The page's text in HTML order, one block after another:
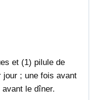
et (1) pilule de
jour ; une fois avant
le dîner.